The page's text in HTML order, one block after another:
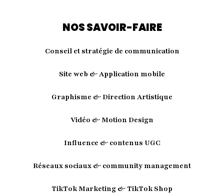
NOS SAVOIR-FAIRE
Conseil et stratégie de communication
Site web & Application mobile
Graphisme & Direction Artistique
Vidéo & Motion Design
Influence & contenus UGC
Réseaux sociaux & community management
TikTok Marketing & TikTok Shop